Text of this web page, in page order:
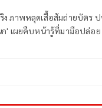
ง ภาพหลุดเสื้อส้มถ่ายบัตร
ก' เผยคืบหน้ารู้ที่มามือปล่อย